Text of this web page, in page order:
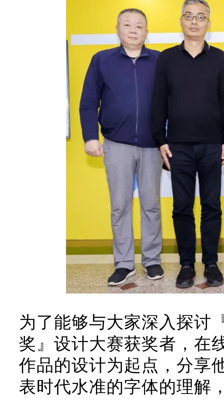
为了能够与大家深入探讨
奖』设计大赛获奖者，在
作品的设计为起点，分享
表时代水准的字体的理解